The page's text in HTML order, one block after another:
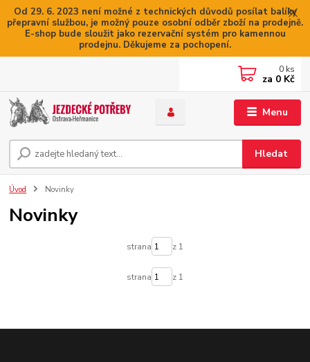
Od 29. 6. 2023 není možné z technických důvodů posílat balíky
přepravní službou, je možný pouze osobní odběr zboží na prodejně.
E-shop bude sloužit jako rezervační systém pro kamennou
prodejnu. Děkujeme za pochopení.
Menu
Hledat
0 ks
za 0 Kč
Úvod Novinky
Novinky
strana z 1
strana z 1